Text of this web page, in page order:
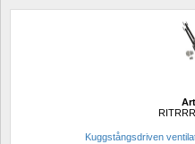
Kuggstångsdriven